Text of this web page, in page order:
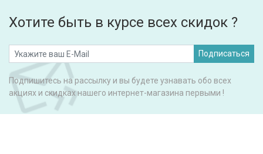
Хотите быть в курсе всех скидок ?
Подписаться
Подпишитесь на рассылку и вы будете узнавать обо всех
акциях и скидках нашего интернет-магазина первыми !